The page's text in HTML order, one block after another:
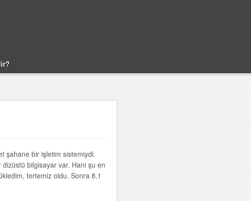
şahane bir işletim sistemiydi.
dizüstü bilgisayar var. Hani şu en
tertemiz oldu. Sonra 8.1